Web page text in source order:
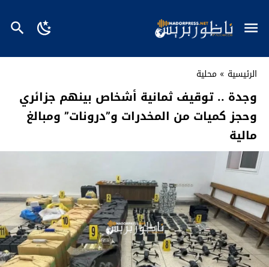
الرئيسية » محلية
وجدة .. توقيف ثمانية أشخاص بينهم جزائري
وحجز كميات من المخدرات و”درونات” ومبالغ
مالية